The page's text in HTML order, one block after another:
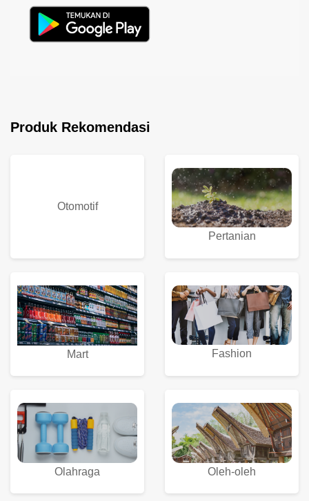
Produk Rekomendasi
Otomotif
Pertanian
Mart Fashion
Olahraga Oleh-oleh